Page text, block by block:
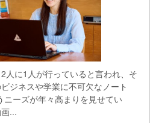
人に1人が行っていると言われ、そ
ジネスや学業に不可欠なノート
ニーズが年々高まりを見せてい
...